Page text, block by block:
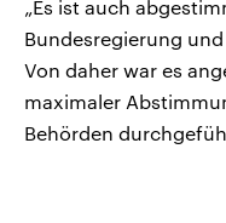
„Es ist auch
Bundesregierung
Von daher war es
maximaler
Behörden